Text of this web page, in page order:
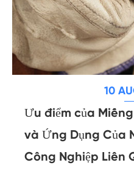
10
Ưu điểm của
và Ứng Dụng Của
Công Nghiệp Liên